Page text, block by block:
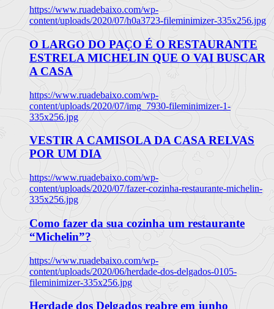
https://www.ruadebaixo.com/wp-
content/uploads/2020/07/h0a3723-fileminimizer-335x256.jpg
O LARGO DO PAÇO É O RESTAURANTE
ESTRELA MICHELIN QUE O VAI BUSCAR
A CASA
https://www.ruadebaixo.com/wp-
content/uploads/2020/07/img_7930-fileminimizer-1-
335x256.jpg
VESTIR A CAMISOLA DA CASA RELVAS
POR UM DIA
https://www.ruadebaixo.com/wp-
content/uploads/2020/07/fazer-cozinha-restaurante-michelin-
335x256.jpg
Como fazer da sua cozinha um restaurante
“Michelin”?
https://www.ruadebaixo.com/wp-
content/uploads/2020/06/herdade-dos-delgados-0105-
fileminimizer-335x256.jpg
Herdade dos Delgados reabre em junho